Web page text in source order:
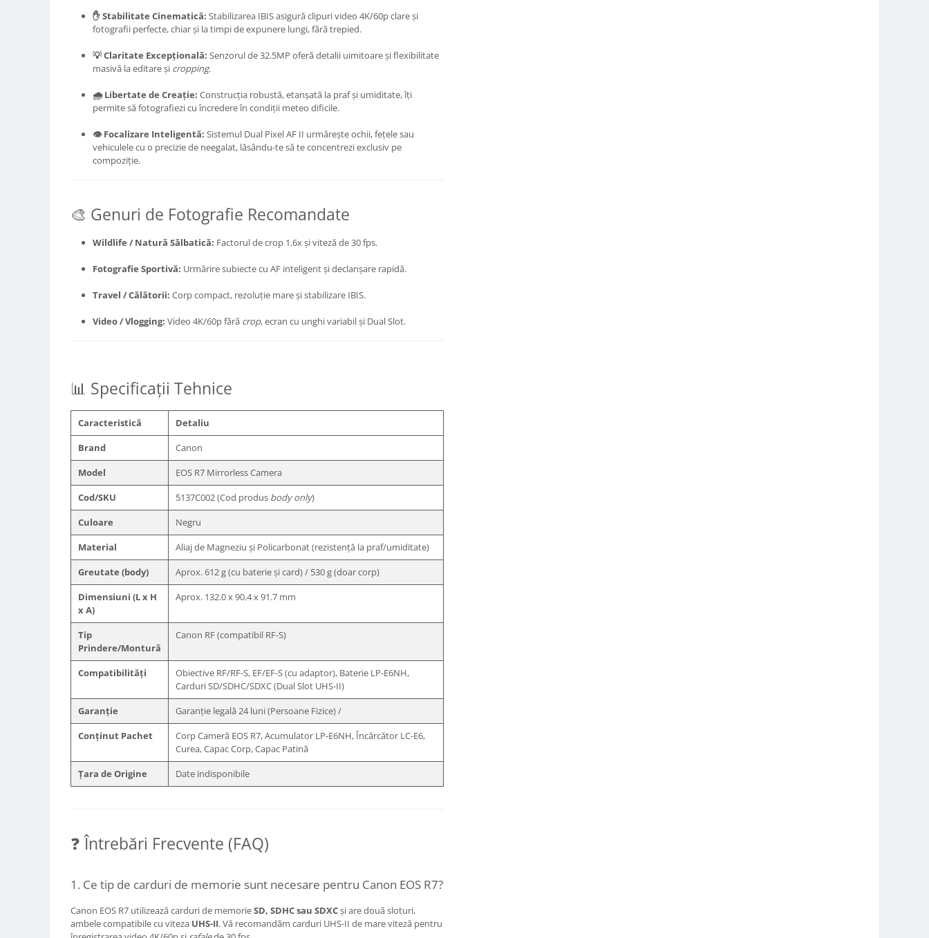
Genti, Troller Video
Only One Shoulder - SlingShot
Tocuri si huse protectie aparate
Hamuri si Centuri foto
Hand Strap / Grip
Solid-State Drive (SSD)
Video / Camere si accesorii
Accesorii drone
Acumulatori camere video
Stabilizatoare (Gimbal) / Steady
Huse Protectie / Ploaie camere
Camere Video Cinematice
Camere Video Compacte
Trepiede si monopiede
Trepiede video
Trepied / Monopied Carbon
Trepiede pentru compacte /
Cap trepied si monopied
Huse trepied / stativ lumini
Accesorii trepiede si monopiede
Studio/Lumini si accesorii
✋ Stabilitate Cinematică: Stabilizarea IBIS asigură clipuri video 4K/60p clare și
fotografii perfecte, chiar și la timpi de expunere lungi, fără trepied.
💡 Claritate Excepțională: Senzorul de 32.5MP oferă detalii uimitoare și flexibilitate
masivă la editare și cropping.
🌧️ Libertate de Creație: Construcția robustă, etanșată la praf și umiditate, îți
permite să fotografiezi cu încredere în condiții meteo dificile.
👁️ Focalizare Inteligentă: Sistemul Dual Pixel AF II urmărește ochii, fețele sau
vehiculele cu o precizie de neegalat, lăsându-te să te concentrezi exclusiv pe
compoziție.
🎨 Genuri de Fotografie Recomandate
Wildlife / Natură Sălbatică: Factorul de crop 1.6x și viteză de 30 fps.
Fotografie Sportivă: Urmărire subiecte cu AF inteligent și declanșare rapidă.
Travel / Călătorii: Corp compact, rezoluție mare și stabilizare IBIS.
Video / Vlogging: Video 4K/60p fără crop, ecran cu unghi variabil și Dual Slot.
📊 Specificații Tehnice
Caracteristică
Detaliu
Brand
Canon
Model
EOS R7 Mirrorless Camera
Cod/SKU
5137C002 (Cod produs body only)
Culoare
Negru
Material
Aliaj de Magneziu și Policarbonat (rezistență la praf/umiditate)
Greutate (body)
Aprox. 612 g (cu baterie și card) / 530 g (doar corp)
Dimensiuni (L x H
x A)
Aprox. 132.0 x 90.4 x 91.7 mm
Tip
Prindere/Montură
Canon RF (compatibil RF-S)
Compatibilități
Obiective RF/RF-S, EF/EF-S (cu adaptor), Baterie LP-E6NH,
Carduri SD/SDHC/SDXC (Dual Slot UHS-II)
Garanție
Garanție legală 24 luni (Persoane Fizice) /
Conținut Pachet
Corp Cameră EOS R7, Acumulator LP-E6NH, Încărcător LC-E6,
Curea, Capac Corp, Capac Patină
Țara de Origine
Date indisponibile
❓ Întrebări Frecvente (FAQ)
1. Ce tip de carduri de memorie sunt necesare pentru Canon EOS R7?
Canon EOS R7 utilizează carduri de memorieSD, SDHC sau SDXCși are două sloturi,
ambele compatibile cu viteza UHS-II. Vă recomandăm carduri UHS-II de mare viteză pentru